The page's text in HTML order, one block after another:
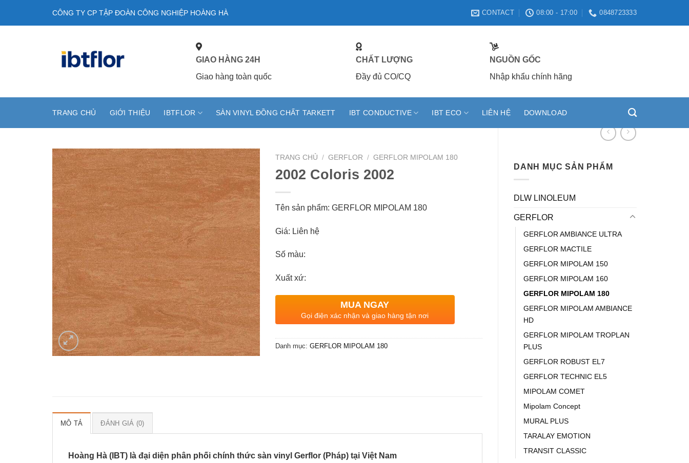
CÔNG TY CP TẬP ĐOÀN CÔNG NGHIỆP HOÀNG HÀ CONTACT 08:00 - 17:00 0848723333
GIAO HÀNG 24H
Giao hàng toàn quốc
CHẤT LƯỢNG
Đầy đủ CO/CQ
NGUỒN GỐC
Nhập khẩu chính hãng
TRANG CHỦ GIỚI THIỆU IBTFLOR SÀN VINYL ĐỒNG CHẤT TARKETT IBT CONDUCTIVE IBT ECO LIÊN HỆ DOWNLOAD
DANH MỤC SẢN PHẨM
DLW LINOLEUM
GERFLOR
GERFLOR AMBIANCE ULTRA
GERFLOR MACTILE
GERFLOR MIPOLAM 150
GERFLOR MIPOLAM 160
GERFLOR MIPOLAM 180
GERFLOR MIPOLAM AMBIANCE
HD
GERFLOR MIPOLAM TROPLAN
PLUS
GERFLOR ROBUST EL7
GERFLOR TECHNIC EL5
MIPOLAM COMET
Mipolam Concept
MURAL PLUS
TARALAY EMOTION
TRANSIT CLASSIC
TRANG CHỦ / GERFLOR / GERFLOR MIPOLAM 180
2002 Coloris 2002
Tên sản phẩm: GERFLOR MIPOLAM 180
Giá: Liên hệ
Số màu:
Xuất xứ:
MUA NGAY
Gọi điện xác nhận và giao hàng tận nơi
Danh mục: GERFLOR MIPOLAM 180
MÔ TẢ ĐÁNH GIÁ (0)
Hoàng Hà (IBT) là đại diện phân phối chính thức sàn vinyl Gerflor (Pháp) tại Việt Nam